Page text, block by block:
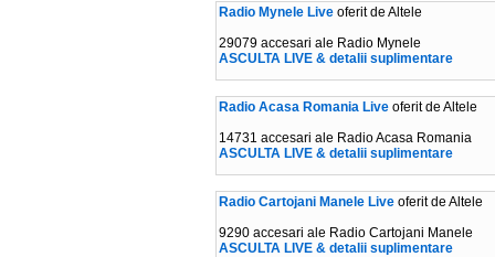
Radio Mynele Live oferit de Altele
29079 accesari ale Radio Mynele
ASCULTA LIVE & detalii suplimentare
Radio Acasa Romania Live oferit de Altele
14731 accesari ale Radio Acasa Romania
ASCULTA LIVE & detalii suplimentare
Radio Cartojani Manele Live oferit de Altele
9290 accesari ale Radio Cartojani Manele
ASCULTA LIVE & detalii suplimentare